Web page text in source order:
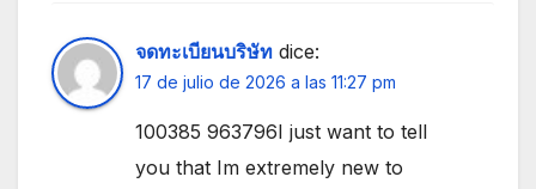
จดทะเบียนบริษัท dice:
17 de julio de 2026 a las 11:27 pm
100385 963796I just want to tell
you that Im extremely new to